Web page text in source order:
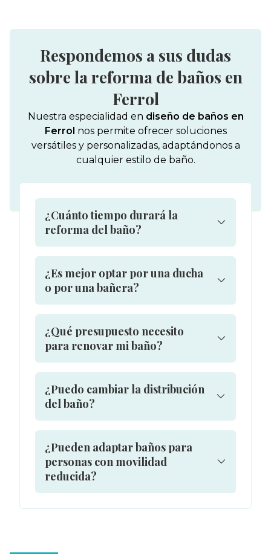
Respondemos a sus dudas
sobre la reforma de baños en
Ferrol
Nuestra especialidad en diseño de baños en
Ferrol nos permite ofrecer soluciones
versátiles y personalizadas, adaptándonos a
cualquier estilo de baño.
¿Cuánto tiempo durará la
reforma del baño?
¿Es mejor optar por una ducha
o por una bañera?
¿Qué presupuesto necesito
para renovar mi baño?
¿Puedo cambiar la distribución
del baño?
¿Pueden adaptar baños para
personas con movilidad
reducida?